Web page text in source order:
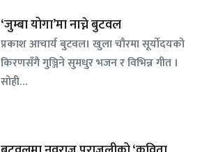
‘जुम्बा योगा’मा नाच्ने बुटवल
प्रकाश आचार्य बुटवल। खुला चौरमा सूर्योदयको
किरणसँगै गुञ्जिने सुमधुर भजन र विभिन्न गीत ।
सोही…